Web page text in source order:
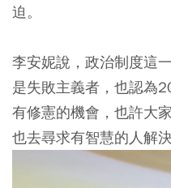
迫。
李安妮說，政治制度這
是失敗主義者，也認為
有修憲的機會，也許大
也去尋求有智慧的人解決